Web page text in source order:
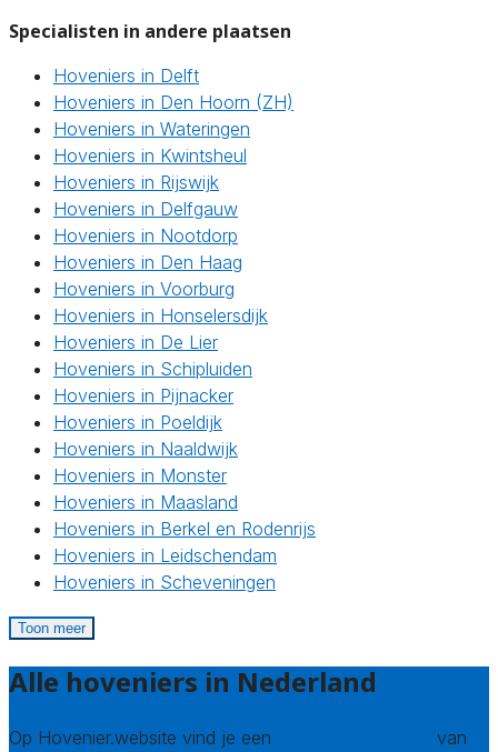
Specialisten in andere plaatsen
Hoveniers in Delft
Hoveniers in Den Hoorn (ZH)
Hoveniers in Wateringen
Hoveniers in Kwintsheul
Hoveniers in Rijswijk
Hoveniers in Delfgauw
Hoveniers in Nootdorp
Hoveniers in Den Haag
Hoveniers in Voorburg
Hoveniers in Honselersdijk
Hoveniers in De Lier
Hoveniers in Schipluiden
Hoveniers in Pijnacker
Hoveniers in Poeldijk
Hoveniers in Naaldwijk
Hoveniers in Monster
Hoveniers in Maasland
Hoveniers in Berkel en Rodenrijs
Hoveniers in Leidschendam
Hoveniers in Scheveningen
Toon meer
Alle hoveniers in Nederland
Op Hovenier.website vind je een
van